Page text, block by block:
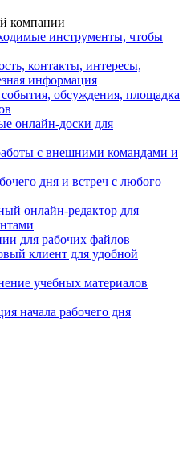
компании
инструменты, чтобы
контакты, интересы,
информация
обсуждения, площадка
онлайн-доски для
с внешними командами и
дня и встреч с любого
онлайн-редактор для
для рабочих файлов
клиент для удобной
учебных материалов
начала рабочего дня